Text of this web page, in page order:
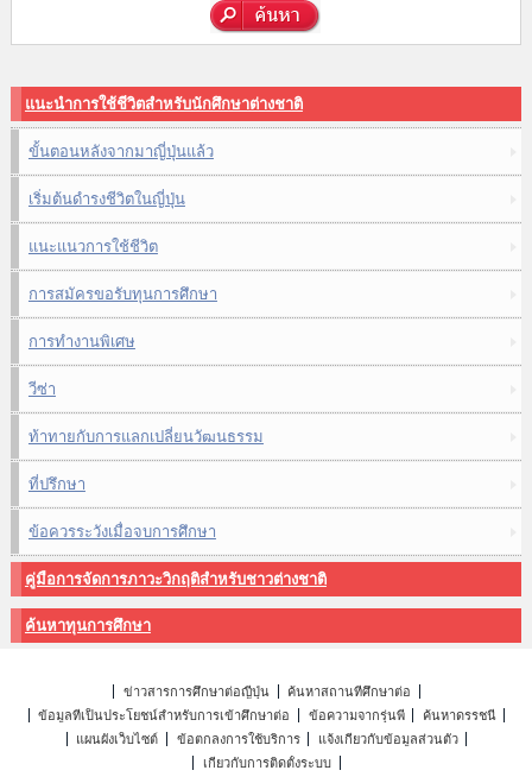
แนะนำการใช้ชีวิตสำหรับนักศึกษาต่างชาติ
ขั้นตอนหลังจากมาญี่ปุ่นแล้ว
เริ่มต้นดำรงชีวิตในญี่ปุ่น
แนะแนวการใช้ชีวิต
การสมัครขอรับทุนการศึกษา
การทำงานพิเศษ
วีซ่า
ท้าทายกับการแลกเปลี่ยนวัฒนธรรม
ที่ปรึกษา
ข้อควรระวังเมื่อจบการศึกษา
คู่มือการจัดการภาวะวิกฤติสำหรับชาวต่างชาติ
ค้นหาทุนการศึกษา
ข่าวสารการศึกษาต่อญี่ปุ่น
ค้นหาสถานที่ศึกษาต่อ
ข้อมูลที่เป็นประโยชน์สำหรับการเข้าศึกษาต่อ
ข้อความจากรุ่นพี่
ค้นหาดรรชนี
แผนผังเว็บไซต์
ข้อตกลงการใช้บริการ
แจ้งเกี่ยวกับข้อมูลส่วนตัว
เกี่ยวกับการติดตั้งระบบ